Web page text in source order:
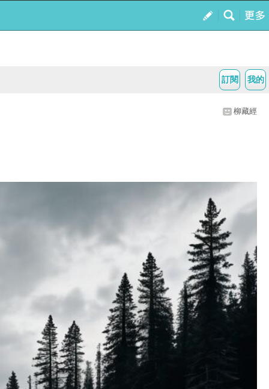
我的
訂閱
柳藏經